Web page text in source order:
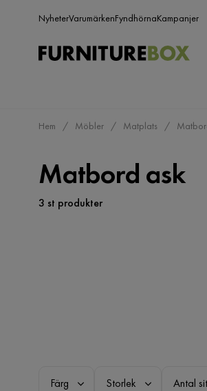
NyheterVarumärkenFyndhörnaKampanjer
Hem Möbler Matplats
Matbord ask
3 st produkter
Färg Storlek Antal